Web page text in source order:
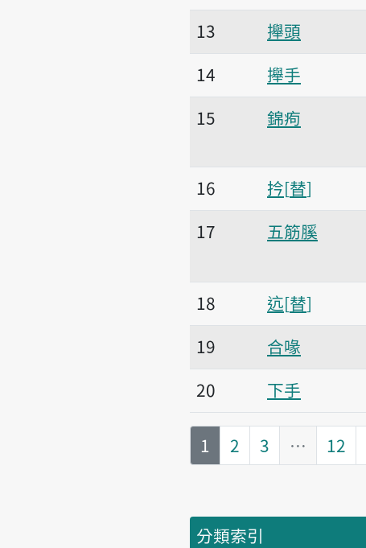
13
攑頭
14
攑手
15
錦痀
16
扲 替
17
五筋膎
18
迒 替
19
合喙
20
下手
第
1 2 3 … 12
分類索引